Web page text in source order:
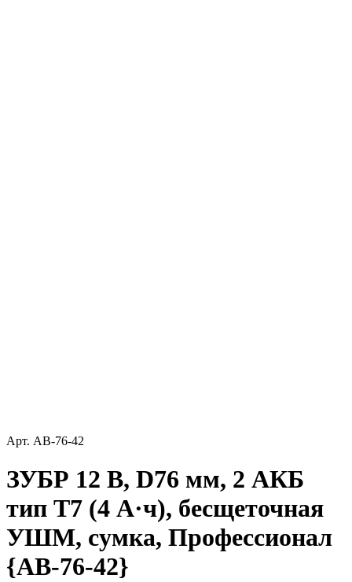
Арт. AB-76-42
ЗУБР 12 В, D76 мм, 2 АКБ
тип Т7 (4 А·ч), бесщеточная
УШМ, сумка, Профессионал
{AB-76-42}